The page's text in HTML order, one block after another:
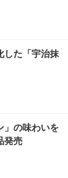
した「宇治抹
」の味わいを
発売